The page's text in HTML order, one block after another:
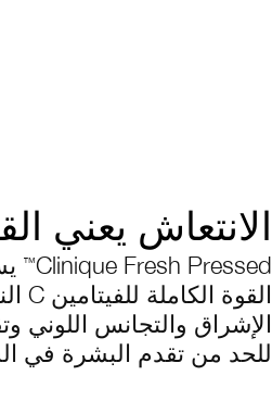
الانتعاش يعني
Clinique Fresh Pressed
™
القوة الكاملة للفيتامين C النقي المنعش لمنح البشرة
الإشراق والتجانس اللوني
للحد من تقدم البشرة في السن